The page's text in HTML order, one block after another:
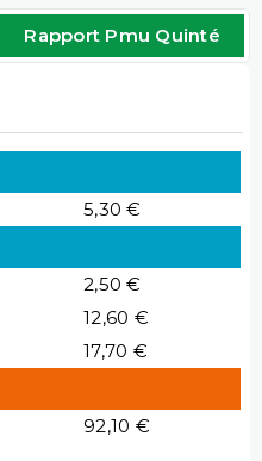
Rapport Pmu Quinté
5,30 €
2,50 €
12,60 €
17,70 €
92,10 €